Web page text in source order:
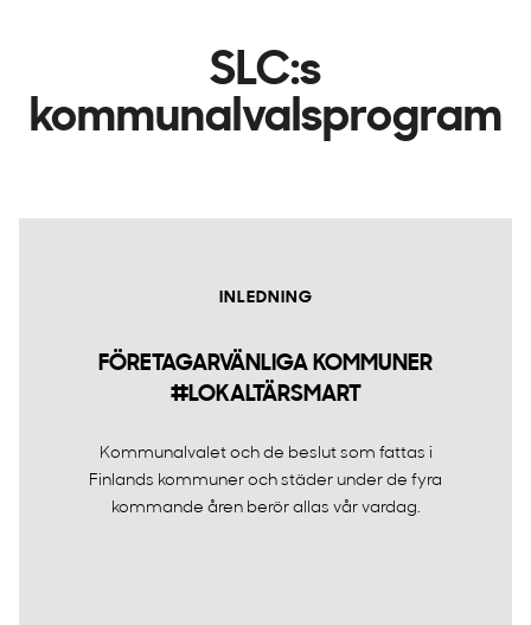
SLC:s
kommunalvalsprogram
INLEDNING
FÖRETAGARVÄNLIGA KOMMUNER
#LOKALTÄRSMART
Kommunalvalet och de beslut som fattas i
Finlands kommuner och städer under de fyra
kommande åren berör allas vår vardag.